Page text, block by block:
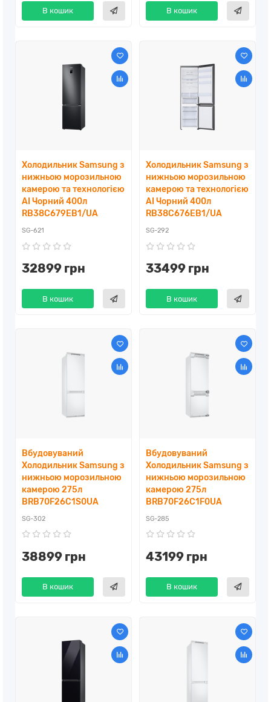
В кошик В кошик
Холодильник Samsung з
нижньою морозильною
камерою та технологією
AI Чорний 400л
RB38C679EB1/UA
SG-621
32899 грн
В кошик
Холодильник Samsung з
нижньою морозильною
камерою та технологією
AI Чорний 400л
RB38C676EB1/UA
SG-292
33499 грн
В кошик
Вбудовуваний
Холодильник Samsung з
нижньою морозильною
камерою 275л
BRB70F26C1S0UA
SG-302
38899 грн
В кошик
Вбудовуваний
Холодильник Samsung з
нижньою морозильною
камерою 275л
BRB70F26C1F0UA
SG-285
43199 грн
В кошик